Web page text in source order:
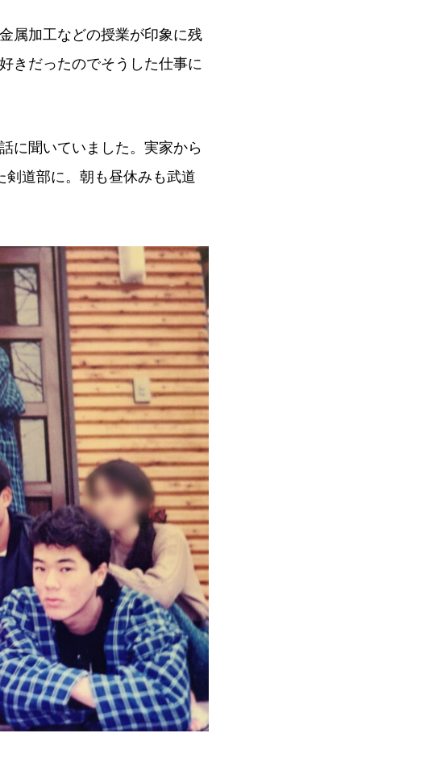
属加工などの授業が印象に残
きだったのでそうした仕事に
に聞いていました。実家から
道部に。朝も昼休みも武道